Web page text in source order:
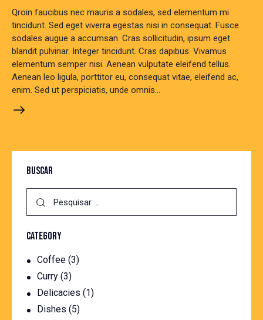
Qroin faucibus nec mauris a sodales, sed elementum mi
tincidunt. Sed eget viverra egestas nisi in consequat. Fusce
sodales augue a accumsan. Cras sollicitudin, ipsum eget
blandit pulvinar. Integer tincidunt. Cras dapibus. Vivamus
elementum semper nisi. Aenean vulputate eleifend tellus.
Aenean leo ligula, porttitor eu, consequat vitae, eleifend ac,
enim. Sed ut perspiciatis, unde omnis…
BUSCAR
CATEGORY
Coffee (3)
Curry (3)
Delicacies (1)
Dishes (5)